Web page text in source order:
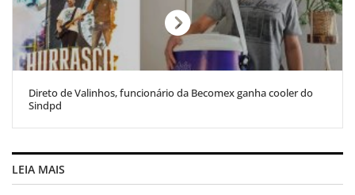
Direto de Valinhos, funcionário da Becomex ganha cooler do
Sindpd
LEIA MAIS